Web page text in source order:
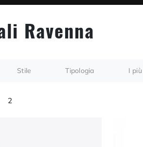
Ravenna
Stile Tipologia I
2